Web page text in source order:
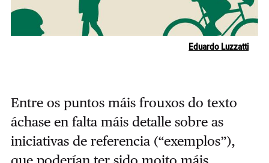
Eduardo Luzzatti
Entre os puntos máis frouxos do texto
áchase en falta máis detalle sobre as
iniciativas de referencia (“exemplos”),